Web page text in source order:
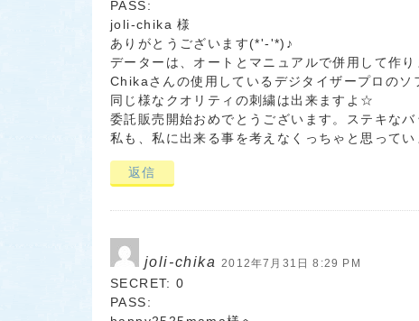
PASS:
joli-chika 様
ありがとうございます(*'-'*)♪
データーは、オートとマニュアルで併用して作り
Chikaさんの使用しているデジタイザープロのソ
同じ様なクオリティの刺繍は出来ますよ☆
委託販売開始おめでとうございます。ステキな
私も、私に出来る事を考えなくっちゃと思ってい
返信
joli-chika 2012年7月31日 8:29 PM
SECRET: 0
PASS: